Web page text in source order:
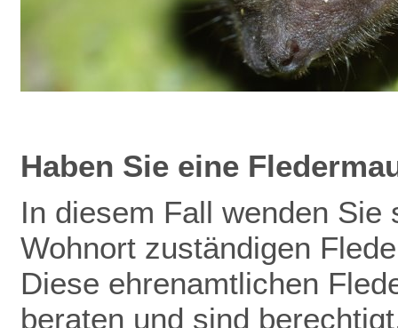
Haben Sie eine
In diesem Fall wenden
Wohnort zuständigen
Diese ehrenamtlichen
beraten und sind